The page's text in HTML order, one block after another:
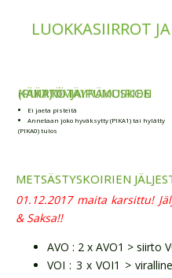
LUOKKASIIRROT
KÄÄPIÖ- JA KANIINIMÄYRÄKOIRIEN KÄYTTÖTAIPUMUSKOE (PIKA)
Ei jaeta pisteitä
Annetaan joko hyväksytty (PIKA1) tai hylätty
(PIKA0) tulos
METSÄSTYSKOIRIEN
01.12.2017 maita karsittu!
& Saksa!!
AVO : 2 x AVO1 > siirto
VOI : 3 x VOI1 >